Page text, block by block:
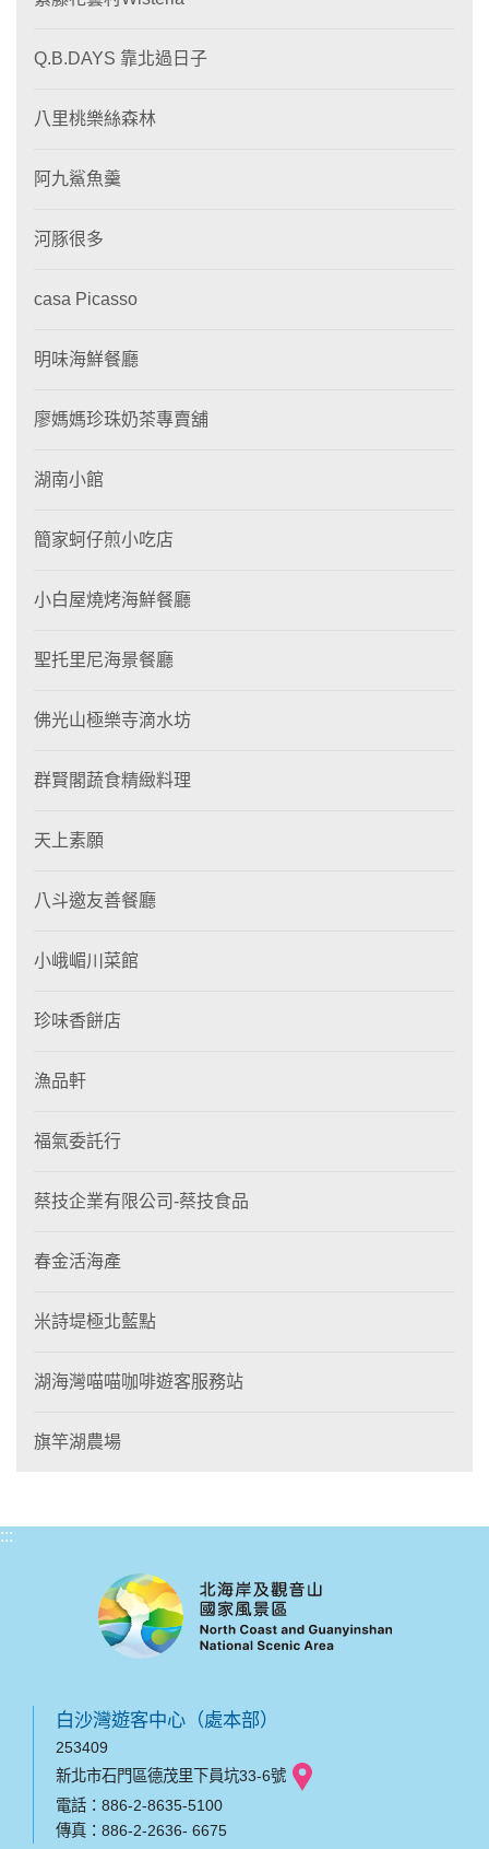
Q.B.DAYS 靠北過日子
八里桃樂絲森林
阿九鯊魚羹
河豚很多
casa Picasso
明味海鮮餐廳
廖媽媽珍珠奶茶專賣舖
湖南小館
簡家蚵仔煎小吃店
小白屋燒烤海鮮餐廳
聖托里尼海景餐廳
佛光山極樂寺滴水坊
群賢閣蔬食精緻料理
天上素願
八斗邀友善餐廳
小峨嵋川菜館
珍味香餅店
漁品軒
福氣委託行
蔡技企業有限公司-蔡技食品
春金活海產
米詩堤極北藍點
湖海灣喵喵咖啡遊客服務站
旗竿湖農場
:::
白沙灣遊客中心（處本部）
253409
新北市石門區德茂里下員坑33-6號
電話：886-2-8635-5100
傳真：886-2-2636- 6675